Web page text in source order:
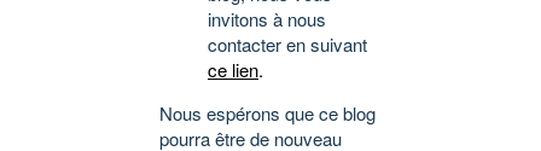
invitons à nous
contacter en suivant
ce lien.
Nous espérons que ce blog
pourra être de nouveau